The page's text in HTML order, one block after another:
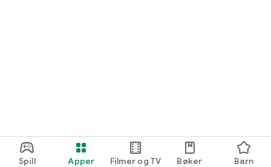
Spill Apper Filmer og TV Bøker Barn